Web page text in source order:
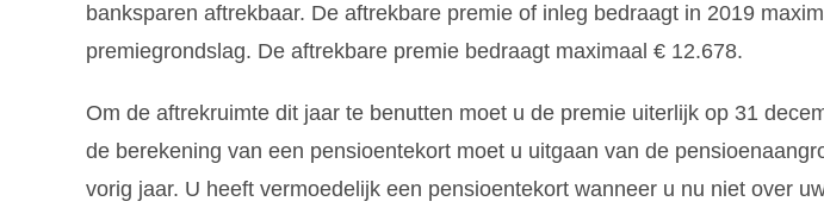
banksparen aftrekbaar. De aftrekbare premie of inleg bedraagt in 2019
premiegrondslag. De aftrekbare premie bedraagt maximaal € 12.678.
Om de aftrekruimte dit jaar te benutten moet u de premie uiterlijk op 31
de berekening van een pensioentekort moet u uitgaan van de
vorig jaar. U heeft vermoedelijk een pensioentekort wanneer u nu niet over